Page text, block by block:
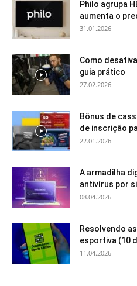
Philo agrupa
aumenta o
31.01.2026
Como
guia prático
27.02.2026
Bônus de
de inscrição
22.01.2026
A armadilha
antivírus por
08.04.2026
Resolvendo
esportiva (10
11.04.2026